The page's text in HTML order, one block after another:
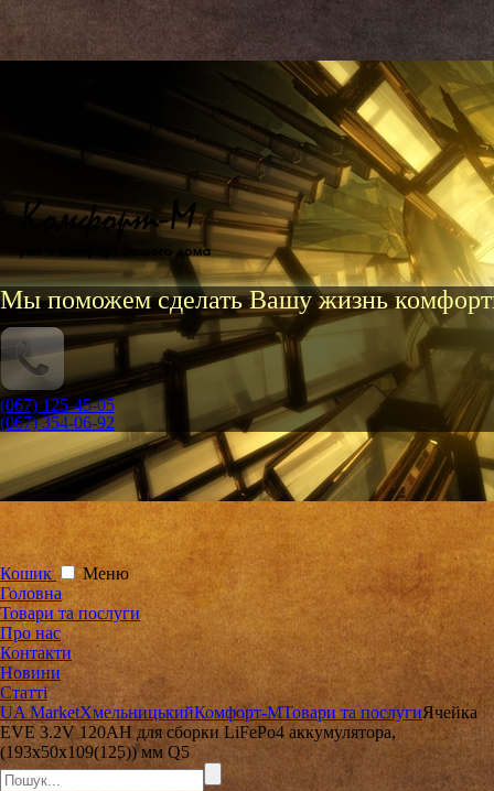
Мы поможем сделать Вашу жизнь
(067) 125-45-05
(067) 354-06-92
Кошик
Меню
Головна
Товари та послуги
Про нас
Контакти
Новини
Статті
UA MarketХмельницькийКомфорт-МТовари та послугиЯчейка
EVE 3.2V 120AH для сборки LiFePo4 аккумулятора,
(193х50х109(125)) мм Q5